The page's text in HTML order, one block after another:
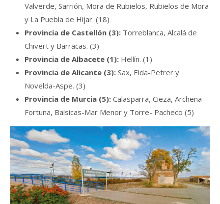
Valverde, Sarrión, Mora de Rubielos, Rubielos de Mora
y La Puebla de Híjar. (18)
Provincia de Castellón (3): Torreblanca, Alcalá de
Chivert y Barracas. (3)
Provincia de Albacete (1): Hellín. (1)
Provincia de Alicante (3): Sax, Elda-Petrer y
Novelda-Aspe. (3)
Provincia de Murcia (5): Calasparra, Cieza, Archena-
Fortuna, Balsicas-Mar Menor y Torre- Pacheco (5)